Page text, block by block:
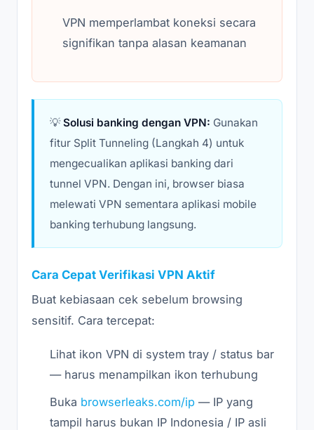
VPN memperlambat koneksi secara
signifikan tanpa alasan keamanan
💡Solusi banking dengan VPN: Gunakan
fitur Split Tunneling (Langkah 4) untuk
mengecualikan aplikasi banking dari
tunnel VPN. Dengan ini, browser biasa
melewati VPN sementara aplikasi mobile
banking terhubung langsung.
Cara Cepat Verifikasi VPN Aktif
Buat kebiasaan cek sebelum browsing
sensitif. Cara tercepat:
Lihat ikon VPN di system tray / status bar
— harus menampilkan ikon terhubung
Buka browserleaks.com/ip— IP yang
tampil harus bukan IP Indonesia / IP asli